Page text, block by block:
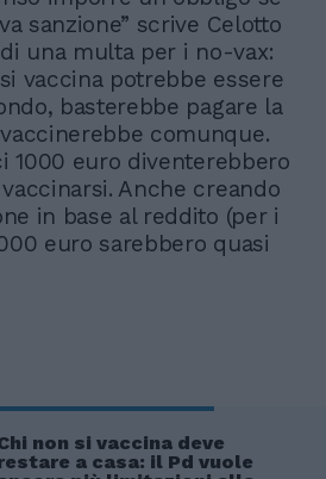
sanzione” scrive Celotto
una multa per i no-vax:
vaccina potrebbe essere
basterebbe pagare la
comunque.
1000 euro diventerebbero
Anche creando
in base al reddito (per i
euro sarebbero quasi
non si vaccina deve
a casa: il Pd vuole